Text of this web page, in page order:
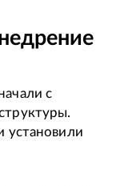
с
установили